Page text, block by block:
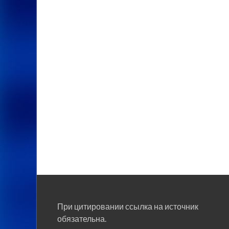
При цитировании ссылка на источник
обязательна.